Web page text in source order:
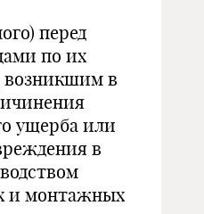
перед
по их
возникшим в
ущерба или
в
и монтажных